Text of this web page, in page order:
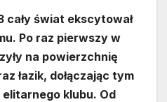
cały świat ekscytował
Po raz pierwszy w
na powierzchnię
łazik, dołączając tym
klubu. Od